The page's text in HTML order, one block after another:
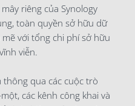
riêng của Synology
toàn quyền sở hữu dữ
với tổng chi phí sở hữu
viễn.
thông qua các cuộc trò
các kênh công khai và